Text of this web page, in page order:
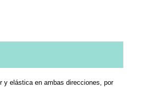
y elástica en ambas direcciones, por